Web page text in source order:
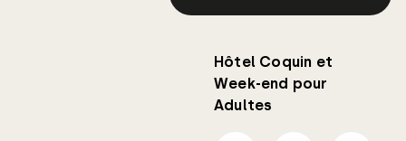
Hôtel Coquin et
Week-end pour
Adultes